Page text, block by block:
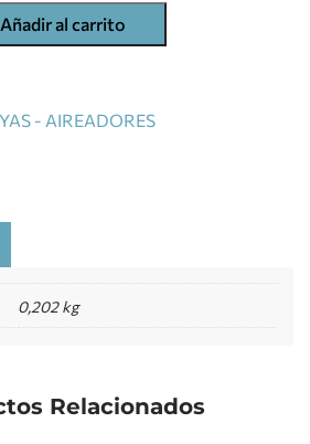
Añadir al carrito
- AIREADORES
0,202 kg
Relacionados